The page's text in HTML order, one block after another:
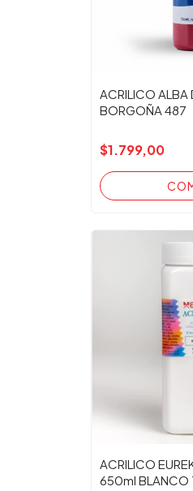
ACRILICO
BORGOÑA 487
$1.799,00
ACRILICO
650ml BLANCO